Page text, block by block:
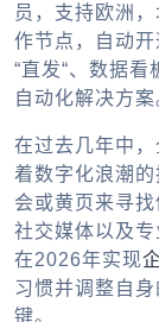
员，支持欧洲
作节点，自动
“直发“、数据
自动化解决方案
在过去几年中
着数字化浪潮
会或黄页来寻
社交媒体以及
在2026年实现
习惯并调整自
键。